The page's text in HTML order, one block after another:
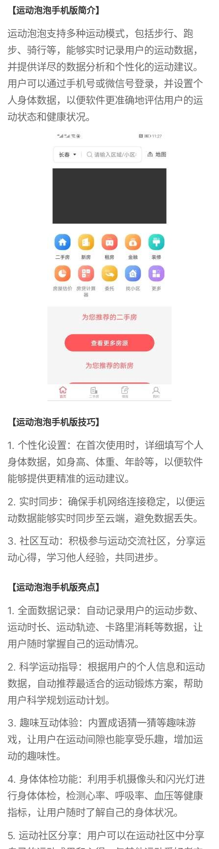
【运动泡泡手机版简介】
运动泡泡支持多种运动模式，包括步行、跑
步、骑行等，能够实时记录用户的运动数据，
并提供详尽的数据分析和个性化的运动建议。
用户可以通过手机号或微信号登录，并设置个
人身体数据，以便软件更准确地评估用户的运
动状态和健康状况。
【运动泡泡手机版技巧】
1. 个性化设置：在首次使用时，详细填写个人
身体数据，如身高、体重、年龄等，以便软件
能够提供更精准的运动建议。
2. 实时同步：确保手机网络连接稳定，以便运
动数据能够实时同步至云端，避免数据丢失。
3. 社区互动：积极参与运动交流社区，分享运
动心得，学习他人经验，共同进步。
【运动泡泡手机版亮点】
1. 全面数据记录：自动记录用户的运动步数、
运动时长、运动轨迹、卡路里消耗等数据，让
用户随时掌握自己的运动情况。
2. 科学运动指导：根据用户的个人信息和运动
数据，自动推荐最适合的运动锻炼方案，帮助
用户科学规划运动计划。
3. 趣味互动体验：内置成语猜一猜等趣味游
戏，让用户在运动间隙也能享受乐趣，增加运
动的趣味性。
4. 身体体检功能：利用手机摄像头和闪光灯进
行身体体检，检测心率、呼吸率、血压等健康
指标，让用户随时了解自己的身体状况。
5. 运动社区分享：用户可以在运动社区中分享